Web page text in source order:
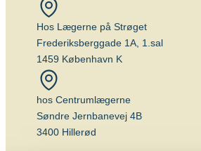
Hos Lægerne på Strøget
Frederiksberggade 1A, 1.sal
1459 København K
hos Centrumlægerne
Søndre Jernbanevej 4B
3400 Hillerød